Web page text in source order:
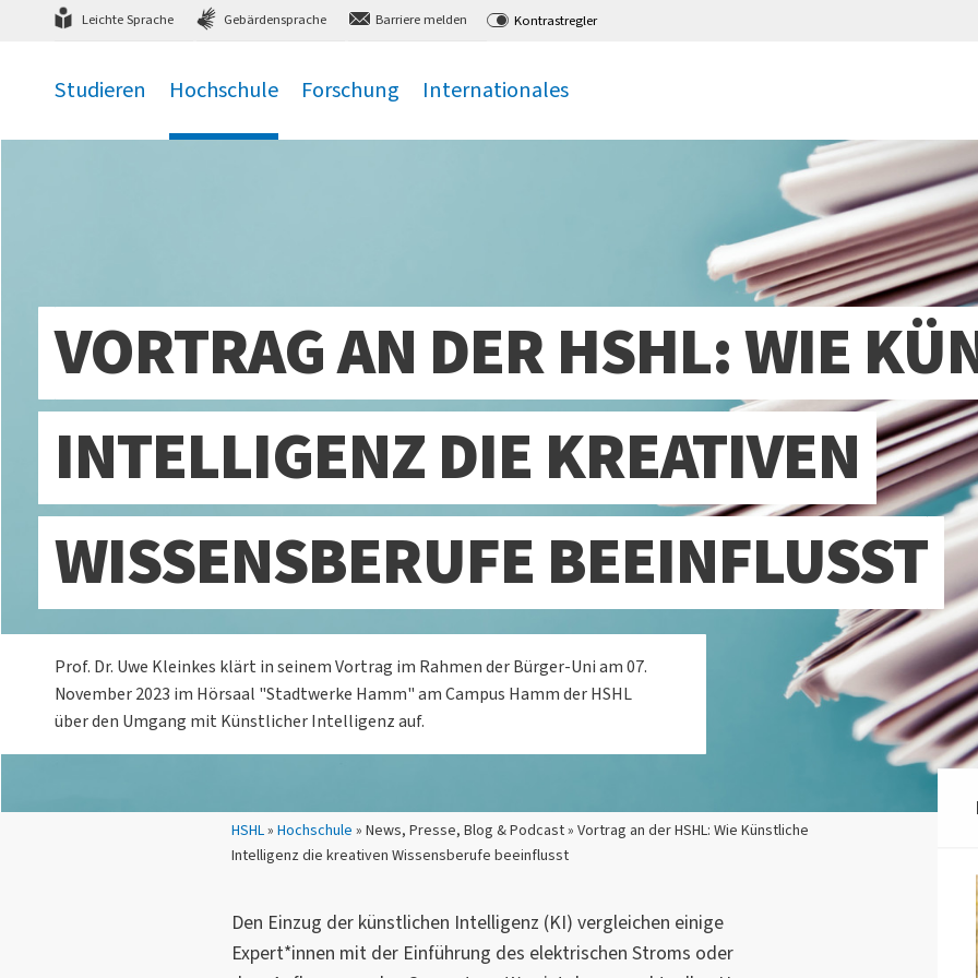
zum Hauptmenü zum Inhalt,
Leichte Sprache Gebärdensprache Barriere melden Kontrastregler
Studieren Hochschule Forschung Internationales
Sie sind hier:
HSHL» Hochschule » News, Presse, Blog & Podcast » Vortrag an der HSHL: Wie Künstliche
Intelligenz die kreativen Wissensberufe beeinflusst
VORTRAG AN DER HSHL: WIE
INTELLIGENZ DIE KREATIVEN
WISSENSBERUFE BEEINFLUSST
Prof. Dr. Uwe Kleinkes klärt in seinem Vortrag im Rahmen der Bürger-Uni am 07.
November 2023 im Hörsaal "Stadtwerke Hamm" am Campus Hamm der HSHL
über den Umgang mit Künstlicher Intelligenz auf.
Den Einzug der künstlichen Intelligenz (KI) vergleichen einige
Expert*innen mit der Einführung des elektrischen Stroms oder